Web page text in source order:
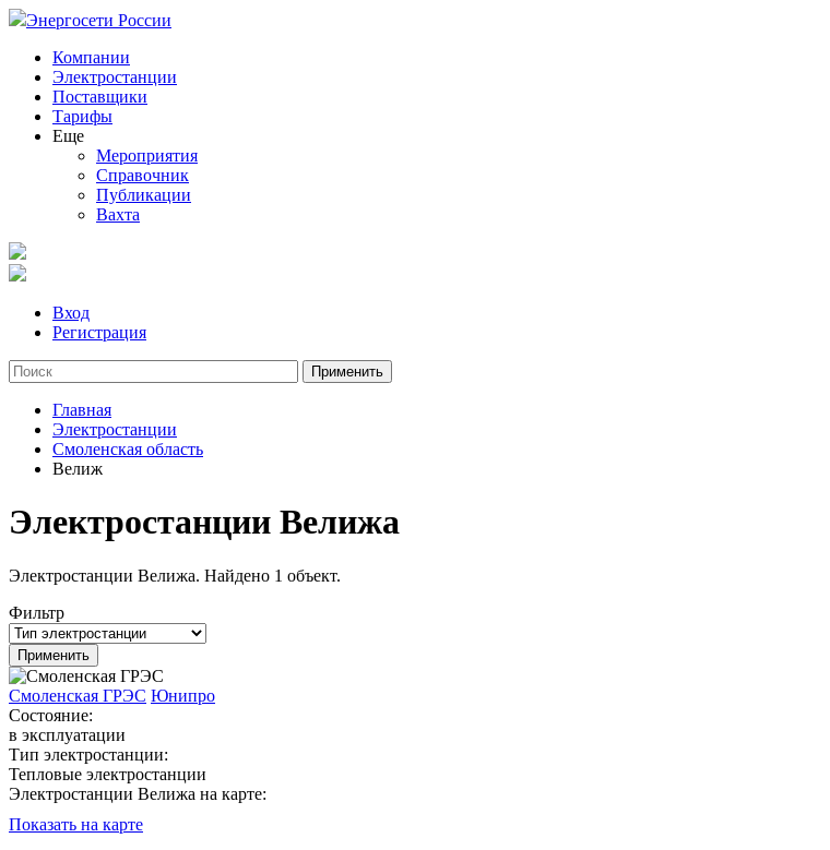
Энергосети России
Компании
Электростанции
Поставщики
Тарифы
Еще
Мероприятия
Справочник
Публикации
Вахта
Вход
Регистрация
Главная
Электростанции
Смоленская область
Велиж
Электростанции Велижа
Электростанции Велижа. Найдено 1 объект.
Фильтр
Смоленская ГРЭС Юнипро
Состояние:
в эксплуатации
Тип электростанции:
Тепловые электростанции
Электростанции Велижа на карте:
Показать на карте